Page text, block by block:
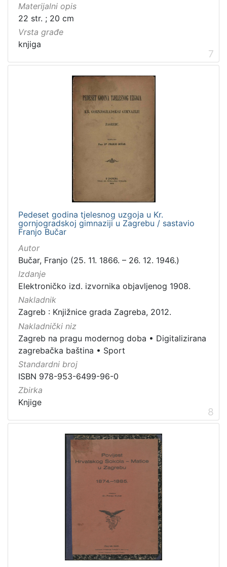
Materijalni opis
22 str. ; 20 cm
Vrsta građe
knjiga
7
Pedeset godina tjelesnog uzgoja u Kr.
gornjogradskoj gimnaziji u Zagrebu / sastavio
Franjo Bučar
Autor
Bučar, Franjo (25. 11. 1866. – 26. 12. 1946.)
Izdanje
Elektroničko izd. izvornika objavljenog 1908.
Nakladnik
Zagreb : Knjižnice grada Zagreba, 2012.
Nakladnički niz
Zagreb na pragu modernog doba • Digitalizirana
zagrebačka baština • Sport
Standardni broj
ISBN 978-953-6499-96-0
Zbirka
Knjige
8